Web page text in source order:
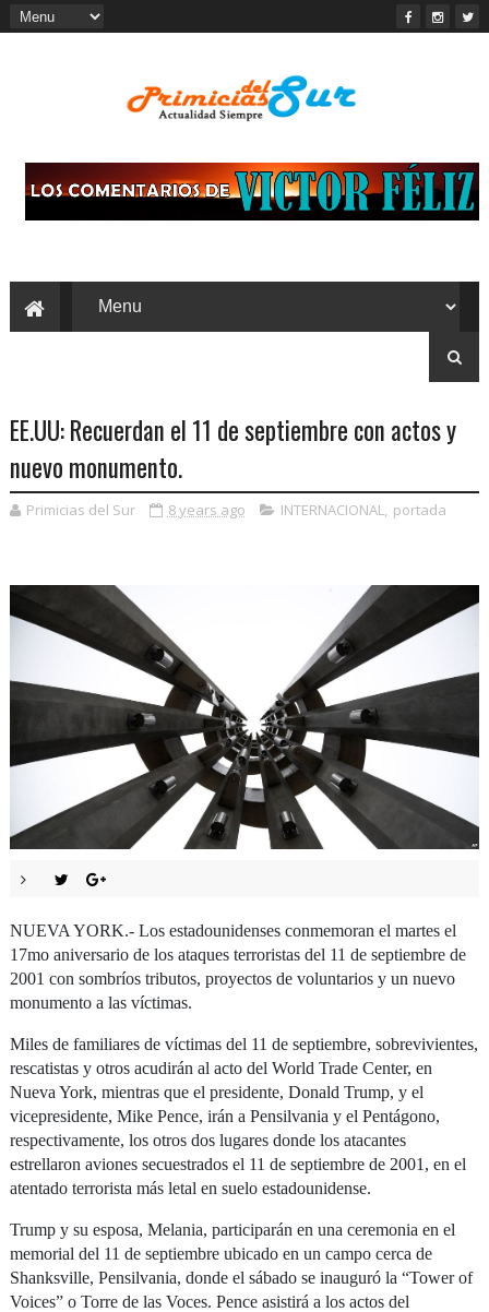
EE.UU: Recuerdan el 11 de septiembre con actos y
nuevo monumento.
Primicias del Sur 8 years ago INTERNACIONAL, portada
NUEVA YORK.- Los estadounidenses conmemoran el martes el
17mo aniversario de los ataques terroristas del 11 de septiembre de
2001 con sombríos tributos, proyectos de voluntarios y un nuevo
monumento a las víctimas.
Miles de familiares de víctimas del 11 de septiembre, sobrevivientes,
rescatistas y otros acudirán al acto del World Trade Center, en
Nueva York, mientras que el presidente, Donald Trump, y el
vicepresidente, Mike Pence, irán a Pensilvania y el Pentágono,
respectivamente, los otros dos lugares donde los atacantes
estrellaron aviones secuestrados el 11 de septiembre de 2001, en el
atentado terrorista más letal en suelo estadounidense.
Trump y su esposa, Melania, participarán en una ceremonia en el
memorial del 11 de septiembre ubicado en un campo cerca de
Shanksville, Pensilvania, donde el sábado se inauguró la “Tower of
Voices” o Torre de las Voces. Pence asistirá a los actos del